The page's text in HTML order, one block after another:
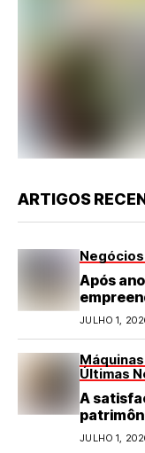
ARTIGOS
Negócios
Após
turismo
JULHO 1,
Últimas
A
JULHO 1,